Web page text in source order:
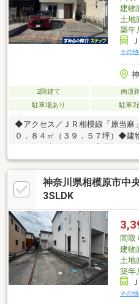
建物
土地
築年
その
2階建て 南道
駐車場あり
駐車2
◆アクセス／ＪＲ相模線「原当麻
０．８４㎡（３９．５７坪）◆建
つき陽当たり良好◆南側カースペ
現況／空家
神奈川県相模原市中
3SLDK
間取
建物
土地
築年
その